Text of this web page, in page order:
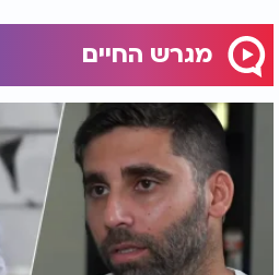
לצפייה בריאיון המלא עם הרב
הסרטון
מגרש החיים